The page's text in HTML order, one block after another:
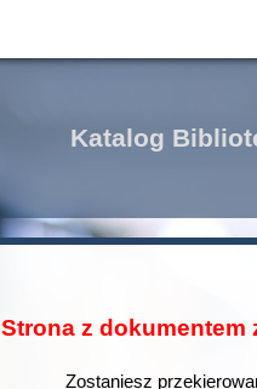
Katalog
Strona z dokumentem
Zostaniesz